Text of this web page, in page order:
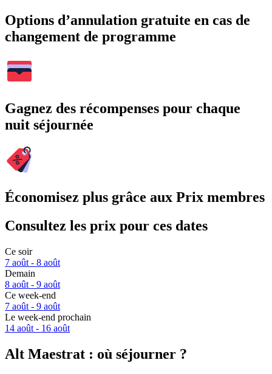
Options d’annulation gratuite en cas de
changement de programme
Gagnez des récompenses pour chaque
nuit séjournée
Économisez plus grâce aux Prix membres
Consultez les prix pour ces dates
Ce soir
7 août - 8 août
Demain
8 août - 9 août
Ce week-end
7 août - 9 août
Le week-end prochain
14 août - 16 août
Alt Maestrat : où séjourner ?